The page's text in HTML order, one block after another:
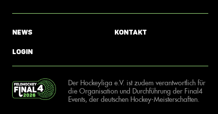
News
Login
Kontakt
Der Hockeyliga e.V. ist zudem verantwortlich für
die Organisation und Durchführung der Final4
Events, der deutschen Hockey-Meisterschaften.